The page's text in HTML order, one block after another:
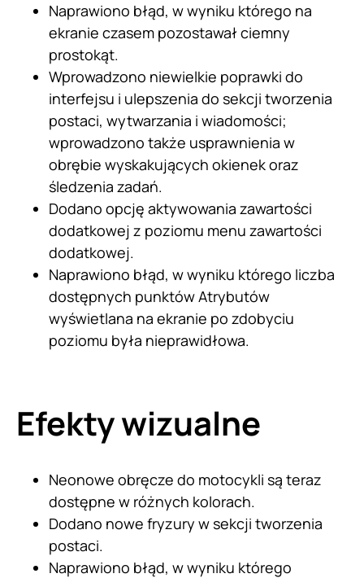
Naprawiono błąd, w wyniku którego na
ekranie czasem pozostawał ciemny
prostokąt.
Wprowadzono niewielkie poprawki do
interfejsu i ulepszenia do sekcji tworzenia
postaci, wytwarzania i wiadomości;
wprowadzono także usprawnienia w
obrębie wyskakujących okienek oraz
śledzenia zadań.
Dodano opcję aktywowania zawartości
dodatkowej z poziomu menu zawartości
dodatkowej.
Naprawiono błąd, w wyniku którego liczba
dostępnych punktów Atrybutów
wyświetlana na ekranie po zdobyciu
poziomu była nieprawidłowa.
Efekty wizualne
Neonowe obręcze do motocykli są teraz
dostępne w różnych kolorach.
Dodano nowe fryzury w sekcji tworzenia
postaci.
Naprawiono błąd, w wyniku którego